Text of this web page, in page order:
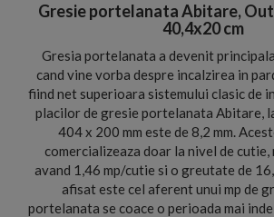
Gresie portelanata Abitare,
40,4x20 cm
Gresia portelanata a devenit
cand vine vorba despre incalzirea in
fiind net superioara sistemului clasic de
placilor de gresie portelanata Abitare,
404 x 200 mm este de 8,2 mm.
comercializeaza doar la nivel de cutie,
avand 1,46 mp/cutie si o greutate de
afisat este cel aferent unui mp de
portelanata se coace o perioada mai